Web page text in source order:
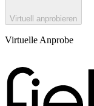
Virtuell anprobieren
Virtuelle Anprobe